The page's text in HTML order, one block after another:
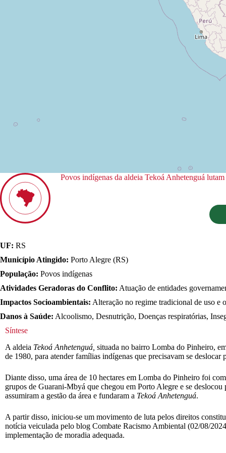
Povos indígenas da aldeia Tekoá Anhetenguá
UF: RS
Município Atingido: Porto Alegre (RS)
População: Povos indígenas
Atividades Geradoras do Conflito: Atuação de entidades
Impactos Socioambientais: Alteração no regime tradicional de uso e
Danos à Saúde: Alcoolismo, Desnutrição, Doenças respiratórias,
Síntese
A aldeia Tekoá Anhetenguá, situada no bairro Lomba do Pinheiro,
de 1980, para atender famílias indígenas que precisavam se
Diante disso, uma área de 10 hectares em Lomba do Pinheiro foi
grupos de Guarani-Mbyá que chegou em Porto Alegre e se
assumiram a gestão da área e fundaram a Tekoá Anhetenguá.
A partir disso, iniciou-se um movimento de luta pelos direitos
notícia veiculada pelo blog Combate Racismo Ambiental (02/08/
implementação de moradia adequada.